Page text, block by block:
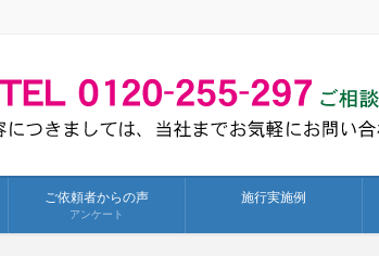
ご依頼者からの声
アンケート
施行実施例